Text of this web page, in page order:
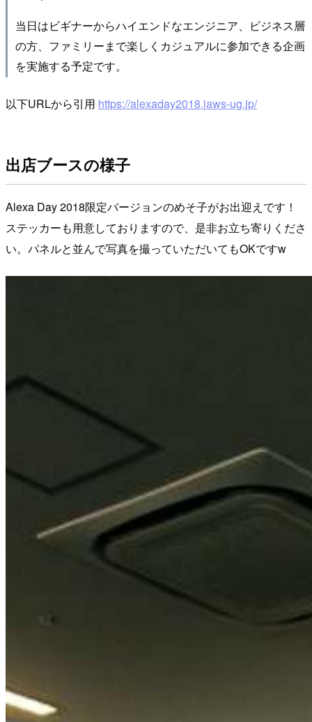
当日はビギナーからハイエンドなエンジニア、ビジネス層
の方、ファミリーまで楽しくカジュアルに参加できる企画
を実施する予定です。
以下URLから引用 https://alexaday2018.jaws-ug.jp/
出店ブースの様子
Alexa Day 2018限定バージョンのめそ子がお出迎えです！
ステッカーも用意しておりますので、是非お立ち寄りくださ
い。パネルと並んで写真を撮っていただいてもOKですw